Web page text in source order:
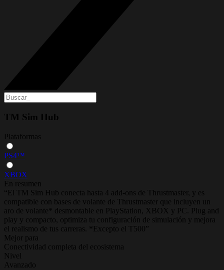
TM Sim Hub
Plataformas
PS4™
XBOX
En resumen
“El TM Sim Hub conecta hasta 4 add-ons de Thrustmaster, y es
compatible con bases de volante de Thrustmaster que incluyen un
aro de volante* desmontable en PlayStation, XBOX y PC. Plug and
play y compacto, optimiza tu configuración de simulación y mejora
el realismo de tus carreras. *Excepto el T500”
Mejor para
Conectividad completa del ecosistema
Nivel
Avanzado